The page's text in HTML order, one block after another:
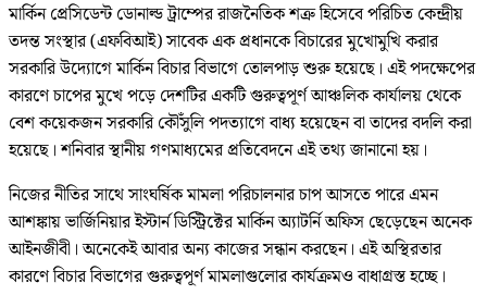
মার্কিন প্রেসিডেন্ট ডোনাল্ড ট্রাম্পের রাজনৈতিক শত্রু হিসেবে পরিচিত কেন্দ্রীয়
তদন্ত সংস্থার (এফবিআই) সাবেক এক প্রধানকে বিচারের মুখোমুখি করার
সরকারি উদ্যোগে মার্কিন বিচার বিভাগে তোলপাড় শুরু হয়েছে। এই পদক্ষেপের
কারণে চাপের মুখে পড়ে দেশটির একটি গুরুত্বপূর্ণ আঞ্চলিক কার্যালয় থেকে
বেশ কয়েকজন সরকারি কৌঁসুলি পদত্যাগে বাধ্য হয়েছেন বা তাদের বদলি করা
হয়েছে। শনিবার স্থানীয় গণমাধ্যমের প্রতিবেদনে এই তথ্য জানানো হয়।
নিজের নীতির সাথে সাংঘর্ষিক মামলা পরিচালনার চাপ আসতে পারে এমন
আশঙ্কায় ভার্জিনিয়ার ইস্টার্ন ডিস্ট্রিক্টের মার্কিন অ্যাটর্নি অফিস ছেড়েছেন অনেক
আইনজীবী। অনেকেই আবার অন্য কাজের সন্ধান করছেন। এই অস্থিরতার
কারণে বিচার বিভাগের গুরুত্বপূর্ণ মামলাগুলোর কার্যক্রমও বাধাগ্রস্ত হচ্ছে।